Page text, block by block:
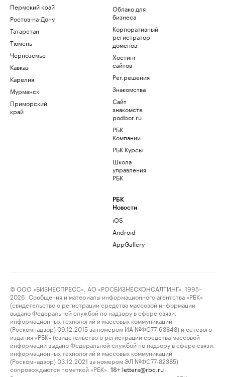
Пермский край
Ростов-на-Дону
Татарстан
Тюмень
Черноземье
Кавказ
Карелия
Мурманск
Приморский
край
Облако для
бизнеса
Корпоративный
регистратор
доменов
Хостинг
сайтов
Рег.решения
Знакомства
Сайт
знакомств
podbor.ru
РБК
Компании
РБК Курсы
Школа
управления
РБК
РБК
Новости
iOS
Android
AppGallery
© ООО «БИЗНЕСПРЕСС», АО «РОСБИЗНЕСКОНСАЛТИНГ», 1995–
2026. Сообщения и материалы информационного агентства «РБК»
(свидетельство о регистрации средства массовой информации
выдано Федеральной службой по надзору в сфере связи,
информационных технологий и массовых коммуникаций
(Роскомнадзор) 09.12.2015 за номером ИА №ФС77-63848) и сетевого
издания «РБК» (свидетельство о регистрации средства массовой
информации выдано Федеральной службой по надзору в сфере связи,
информационных технологий и массовых коммуникаций
(Роскомнадзор) 03.12.2021 за номером ЭЛ №ФС77-82385)
сопровождаются пометкой «РБК».
18+ letters@rbc.ru